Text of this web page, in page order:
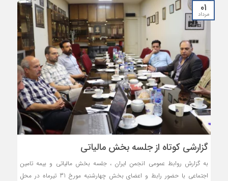
۰۱
مرداد
گزارشی کوتاه از جلسه بخش مالیاتی
به گزارش روابط عمومی انجمن ایران ، جلسه بخش مالیاتی و بیمه تامین
اجتماعی با حضور رابط و اعضای بخش چهارشنبه مورخ 31 تیرماه در محل